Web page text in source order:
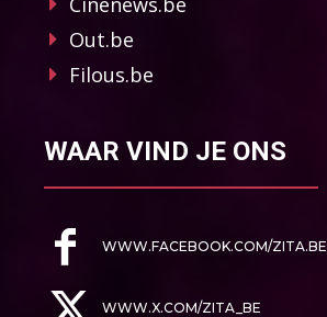
Out.be
Filous.be
WAAR VIND JE ONS
WWW.FACEBOOK.COM/ZITA.BE
WWW.X.COM/ZITA_BE